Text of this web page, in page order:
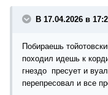
В 17.04.2026 в
Побираешь
походил идешь к
гнездо пресует и
перепресовал и все